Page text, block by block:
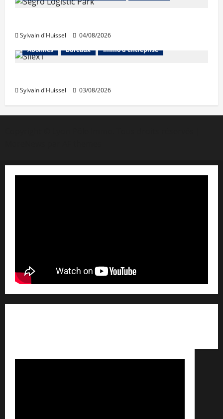
Sylvain d'Huissel
04/08/2026
Abonnés
Bureaux Immo d'entreprise
Sylvain d'Huissel 03/08/2026